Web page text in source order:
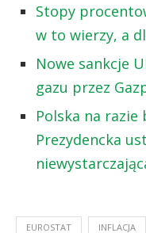
Stopy
w to wierzy, a
Nowe sankcje
gazu przez
Polska na razie
Prezydencka
EUROSTAT INFLACJA